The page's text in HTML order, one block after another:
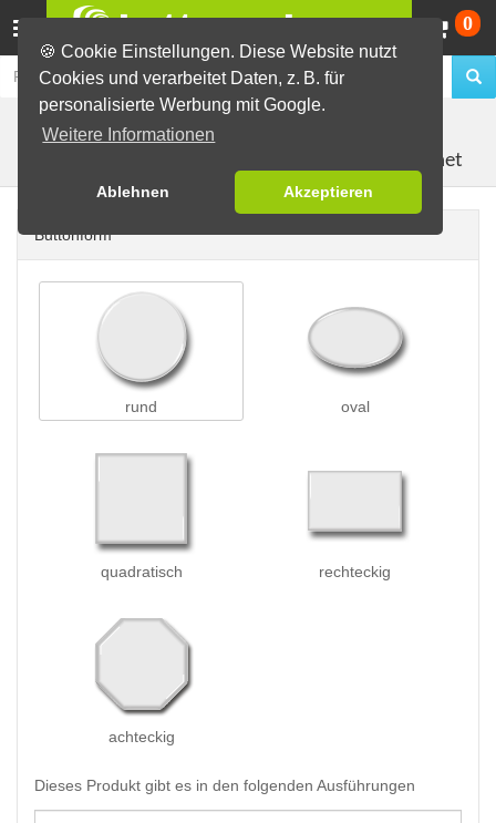
🍪 Cookie Einstellungen. Diese Website nutzt
Cookies und verarbeitet Daten, z. B. für
personalisierte Werbung mit Google.
Weitere Informationen
Ablehnen Akzeptieren
0
Buttons erstellen Magnetbuttons
Öko-Buttons als Kühlschrankmagnet
Buttonform
rund oval
quadratisch rechteckig
achteckig
Dieses Produkt gibt es in den folgenden Ausführungen